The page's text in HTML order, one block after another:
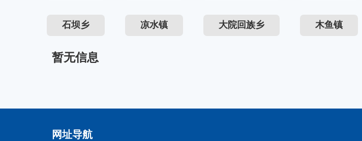
石坝乡 凉水镇 大院回族乡 木鱼镇
暂无信息
网址导航